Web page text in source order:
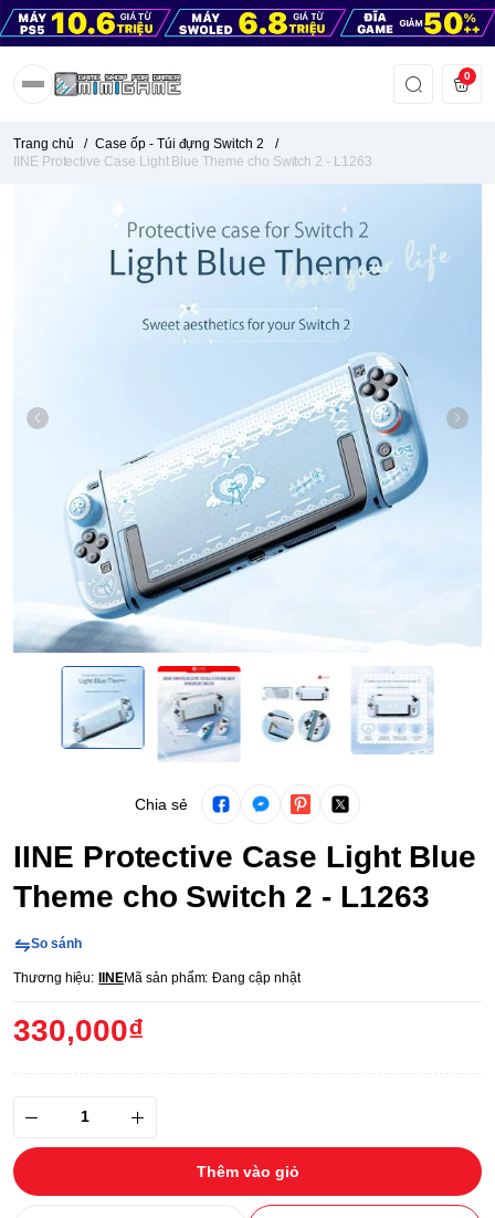
0
Trang chủ / Case ốp - Túi đựng Switch 2
/
IINE Protective Case Light Blue Theme cho Switch 2 - L1263
Chia sẻ
IINE Protective Case Light Blue
Theme cho Switch 2 - L1263
So sánh
Thương hiệu: IINEMã sản phẩm: Đang cập nhật
330,000₫
Thêm vào giỏ